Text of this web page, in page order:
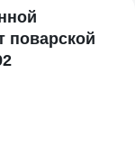
поварской